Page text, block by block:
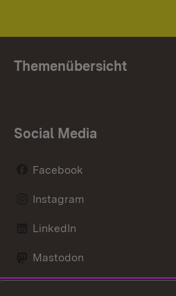
Themenübersicht
Social Media
Facebook
Instagram
LinkedIn
Mastodon